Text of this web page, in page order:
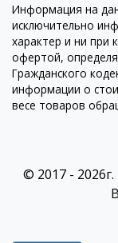
Информация на
исключительно
характер и ни при
офертой,
Гражданского
информации о
весе товаров
© 2017 -